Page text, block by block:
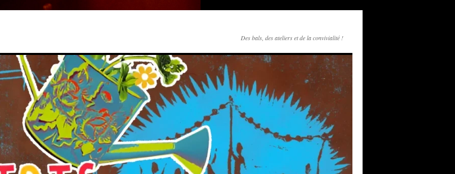
Des bals, des ateliers et de la convivialité !